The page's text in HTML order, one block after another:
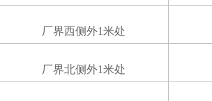
厂界西侧外1米处
厂界北侧外1米处